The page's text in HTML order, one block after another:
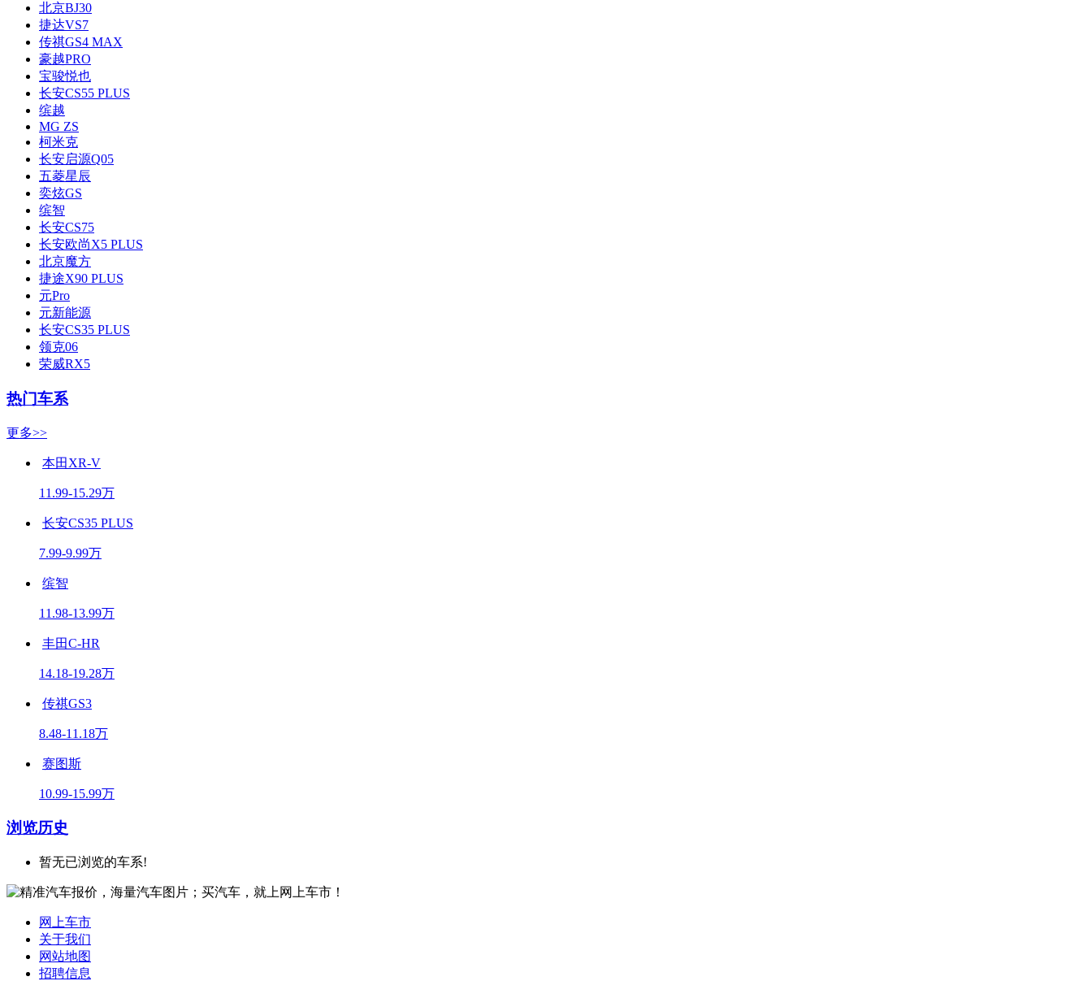
北京BJ30
捷达VS7
传祺GS4 MAX
豪越PRO
宝骏悦也
长安CS55 PLUS
缤越
MG ZS
柯米克
长安启源Q05
五菱星辰
奕炫GS
缤智
长安CS75
长安欧尚X5 PLUS
北京魔方
捷途X90 PLUS
元Pro
元新能源
长安CS35 PLUS
领克06
荣威RX5
热门车系
更多>>
本田XR-V
11.99-15.29万
长安CS35 PLUS
7.99-9.99万
缤智
11.98-13.99万
丰田C-HR
14.18-19.28万
传祺GS3
8.48-11.18万
赛图斯
10.99-15.99万
浏览历史
暂无已浏览的车系!
网上车市
关于我们
网站地图
招聘信息